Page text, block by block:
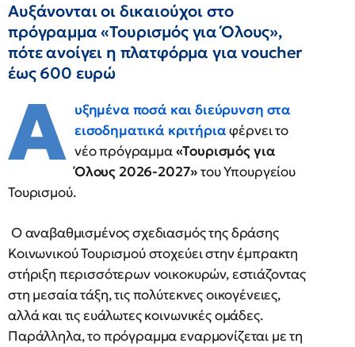
Αυξάνονται οι δικαιούχοι στο
πρόγραμμα «Τουρισμός για Όλους»,
πότε ανοίγει η πλατφόρμα για voucher
έως 600 ευρώ
Α υξημένα ποσά και διεύρυνση στα
εισοδηματικά κριτήριαφέρνει το
νέο πρόγραμμα«Τουρισμός για
Όλους 2026-2027»του Υπουργείου
Τουρισμού.
Ο αναβαθμισμένος σχεδιασμός της δράσης
Κοινωνικού Τουρισμού στοχεύει στην έμπρακτη
στήριξη περισσότερων νοικοκυρών, εστιάζοντας
στη μεσαία τάξη, τις πολύτεκνες οικογένειες,
αλλά και τις ευάλωτες κοινωνικές ομάδες.
Παράλληλα, το πρόγραμμα εναρμονίζεται με τη